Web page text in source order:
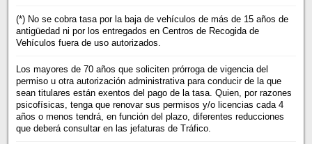
(*) No se cobra tasa por la baja de vehículos de más de 15 años de
antigüedad ni por los entregados en Centros de Recogida de
Vehículos fuera de uso autorizados.
Los mayores de 70 años que soliciten prórroga de vigencia del
permiso u otra autorización administrativa para conducir de la que
sean titulares están exentos del pago de la tasa. Quien, por razones
psicofísicas, tenga que renovar sus permisos y/o licencias cada 4
años o menos tendrá, en función del plazo, diferentes reducciones
que deberá consultar en las jefaturas de Tráfico.